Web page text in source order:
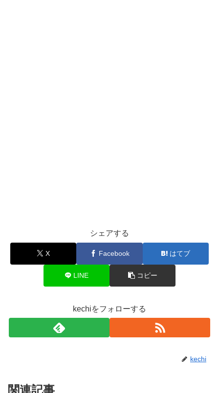
シェアする
X Facebook はてブ
LINE コピー
kechiをフォローする
kechi
関連記事